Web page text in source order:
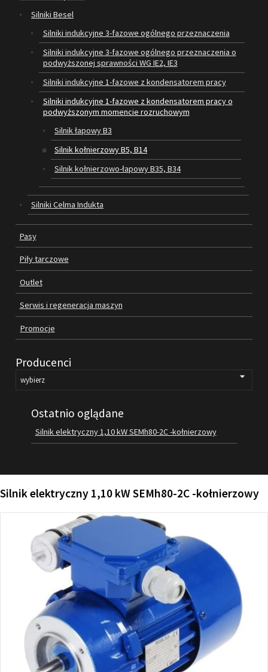
PIŁY TARCZOWE
SERWIS I REGENERACJA MASZYN
KATALOGI
OBRABIARKI DO DREWNA
SILNIKI ELEKTRYCZNE
PASY KLINOWE
FILMY
KONTAKT
Silniki Besel
Silniki indukcyjne 3-fazowe ogólnego przeznaczenia
Silniki indukcyjne 3-fazowe ogólnego przeznaczenia o
podwyższonej sprawności WG IE2, IE3
Silniki indukcyjne 1-fazowe z kondensatorem pracy
Silniki indukcyjne 1-fazowe z kondensatorem pracy o
podwyższonym momencie rozruchowym
Silnik łapowy B3
Silnik kołnierzowy B5, B14
Silnik kołnierzowo-łapowy B35, B34
Silniki Celma Indukta
Pasy
Piły tarczowe
Outlet
Serwis i regeneracja maszyn
Promocje
Producenci
Ostatnio oglądane
Silnik elektryczny 1,10 kW SEMh80-2C -kołnierzowy
Silnik elektryczny 1,10 kW SEMh80-2C -kołnierzowy